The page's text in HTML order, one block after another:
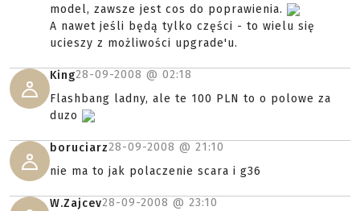
model, zawsze jest cos do poprawienia.
A nawet jeśli będą tylko części - to wielu się
ucieszy z możliwości upgrade'u.
King28-09-2008 @ 02:18
Flashbang ladny, ale te 100 PLN to o polowe za
duzo
boruciarz28-09-2008 @ 21:10
nie ma to jak polaczenie scara i g36
W.Zajcev28-09-2008 @ 23:10